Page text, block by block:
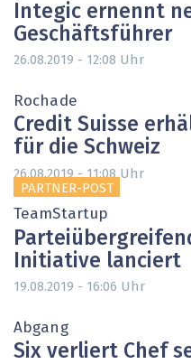
Integic ernennt
Geschäftsführer
26.08.2019 - 12:08 Uhr
Rochade
Credit Suisse
für die Schweiz
26.08.2019 - 11:08 Uhr
PARTNER-POST
TeamStartup
Initiative lanciert
19.08.2019 - 16:06 Uhr
Abgang
Six verliert Chef